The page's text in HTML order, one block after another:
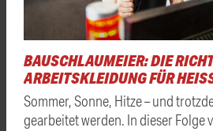
BAUSCHLAUMEIER: DIE
ARBEITSKLEIDUNG FÜR
Sommer, Sonne, Hitze – und
gearbeitet werden. In dieser Folge